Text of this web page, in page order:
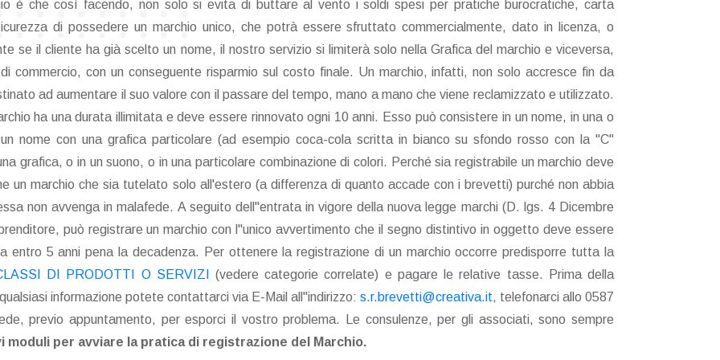
è che così facendo, non solo si evita di buttare al vento i soldi spesi per pratiche burocratiche, carta
di possedere un marchio unico, che potrà essere sfruttato commercialmente, dato in licenza, o
se il cliente ha già scelto un nome, il nostro servizio si limiterà solo nella Grafica del marchio e viceversa,
commercio, con un conseguente risparmio sul costo finale. Un marchio, infatti, non solo accresce fin da
ad aumentare il suo valore con il passare del tempo, mano a mano che viene reclamizzato e utilizzato.
ha una durata illimitata e deve essere rinnovato ogni 10 anni. Esso può consistere in un nome, in una o
nome con una grafica particolare (ad esempio coca-cola scritta in bianco su sfondo rosso con la "C"
grafica, o in un suono, o in una particolare combinazione di colori. Perché sia registrabile un marchio deve
un marchio che sia tutelato solo all'estero (a differenza di quanto accade con i brevetti) purché non abbia
non avvenga in malafede. A seguito dell"entrata in vigore della nuova legge marchi (D. lgs. 4 Dicembre
può registrare un marchio con l"unico avvertimento che il segno distintivo in oggetto deve essere
5 anni pena la decadenza. Per ottenere la registrazione di un marchio occorre predisporre tutta la
DI PRODOTTI O SERVIZI
(vedere categorie correlate) e pagare le relative tasse. Prima della
informazione potete contattarci via E-Mail all"indirizzo: s.r.brevetti@creativa.it, telefonarci allo 0587
previo appuntamento, per esporci il vostro problema. Le consulenze, per gli associati, sono sempre
per avviare la pratica di registrazione del Marchio.